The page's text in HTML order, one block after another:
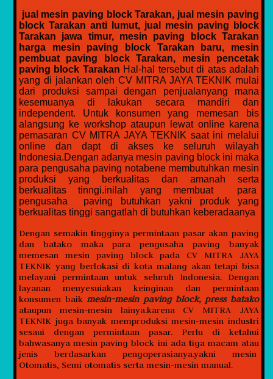
jual mesin paving block Tarakan, jual mesin paving
block Tarakan anti lumut, jual mesin paving block
Tarakan jawa timur, mesin paving block Tarakan
harga mesin paving block Tarakan baru, mesin
pembuat paving block Tarakan, mesin pencetak
paving block Tarakan Hal-hal tersebut di atas adalah
yang di jalankan oleh CV MITRA JAYA TEKNIK mulai
dari produksi sampai dengan penjualanyang mana
kesemuanya di lakukan secara mandiri dan
independent. Untuk konsumen yang memesan bis
alangsung ke workshop ataupun lewat online karena
pemasaran CV MITRA JAYA TEKNIK saat ini melalui
online dan dapt di akses ke seluruh wilayah
Indonesia.Dengan adanya mesin paving block ini maka
para pengusaha paving notabene membutuhkan mesin
produksi yang berkualitas dan amanah serta
berkualitas tinngi.inilah yang membuat para
pengusaha paving butuhkan yakni produk yang
berkualitas tinggi sangatlah di butuhkan keberadaanya
Dengan semakin tingginya permintaan pasar akan paving
dan batako maka para pengusaha paving banyak
memesan mesin paving block pada CV MITRA JAYA
TEKNIK yang berlokasi di kota malang akan tetapi bisa
melayani permintaan untuk seluruh Indonesia. Dengan
layanan menyesuiakan keinginan dan permintaan
konsumen baikmesin-mesin paving block, press batako
ataupun mesin-mesin lainya.karena CV MITRA JAYA
TEKNIK juga banyak memproduksi mesin-mesin industri
sesaui dengan permintaan pasar. Perlu di ketahui
bahwasanya mesin paving block ini ada tiga macam atau
jenis berdasarkan pengoperasianya.yakni mesin
Otomatis, Semi otomatis serta mesin-mesin manual.